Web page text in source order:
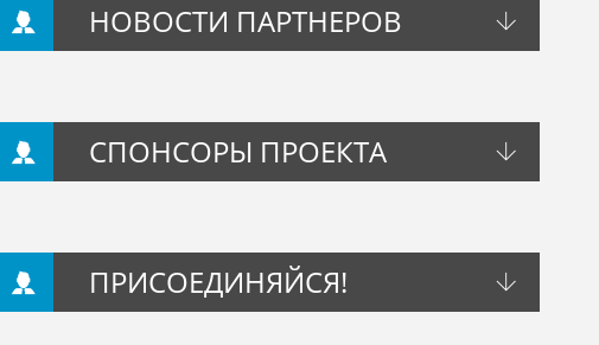
НОВОСТИ ПАРТНЕРОВ
СПОНСОРЫ ПРОЕКТА
ПРИСОЕДИНЯЙСЯ!